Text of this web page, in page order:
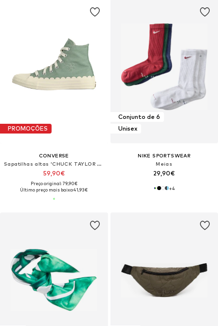
PROMOÇÕES
CONVERSE
Sapatilhas altas 'CHUCK TAYLOR ALL STAR'
59,90€
Preço original: 79,90€
Último preço mais baixo:41,93€
Conjunto de 6
Unisex
NIKE SPORTSWEAR
Meias
29,90€
+4